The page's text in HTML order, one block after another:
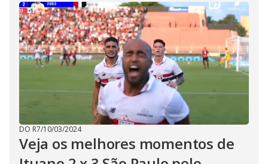
DO R7/10/03/2024
Veja os melhores momentos de